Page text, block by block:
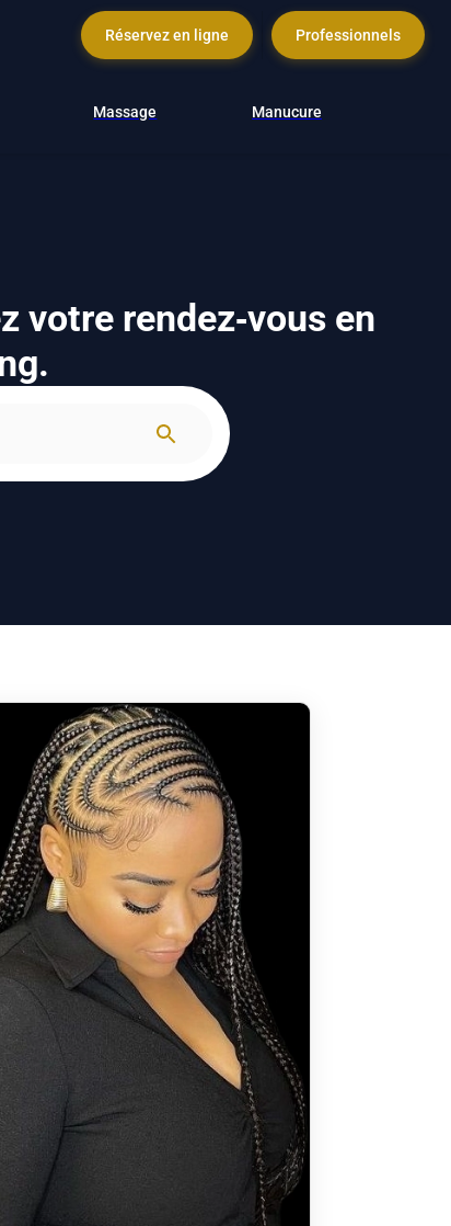
Réservez en ligne Professionnels
Massage Manucure
votre rendez‑vous en